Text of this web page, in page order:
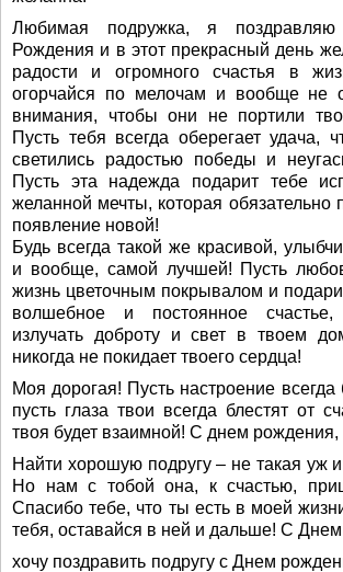
Любимая подружка, я
Рождения и в этот прекрасный день
радости и огромного счастья в
огорчайся по мелочам и вообще не
внимания, чтобы они не портили
Пусть тебя всегда оберегает удача,
светились радостью победы и
Пусть эта надежда подарит тебе
желанной мечты, которая обязательно
появление новой!
Будь всегда такой же красивой,
и вообще, самой лучшей! Пусть
жизнь цветочным покрывалом и
волшебное и постоянное счастье,
излучать доброту и свет в твоем
никогда не покидает твоего сердца!
Моя дорогая! Пусть настроение всегда
пусть глаза твои всегда блестят от
твоя будет взаимной! С днем рождения,
Найти хорошую подругу – не такая уж
Но нам с тобой она, к счастью,
Спасибо тебе, что ты есть в моей
тебя, оставайся в ней и дальше! С
хочу поздравить подругу с Днем